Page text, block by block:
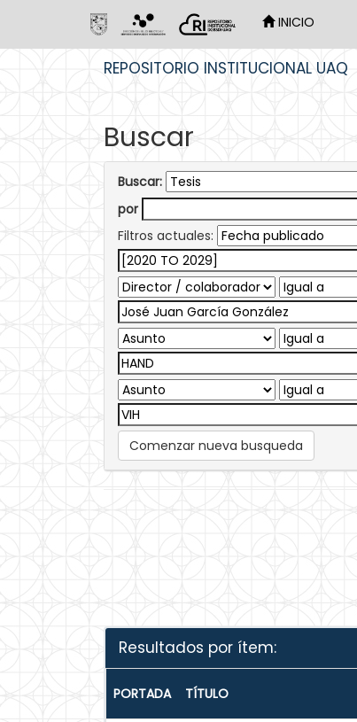
INICIO
REPOSITORIO INSTITUCIONAL UAQ
Buscar
Buscar:
por
Filtros actuales:
Comenzar nueva busqueda
Resultados por ítem:
PORTADA TÍTULO